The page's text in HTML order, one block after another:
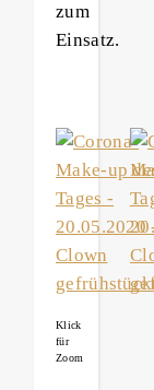
zum
Einsatz.
Klick
für
Zoom